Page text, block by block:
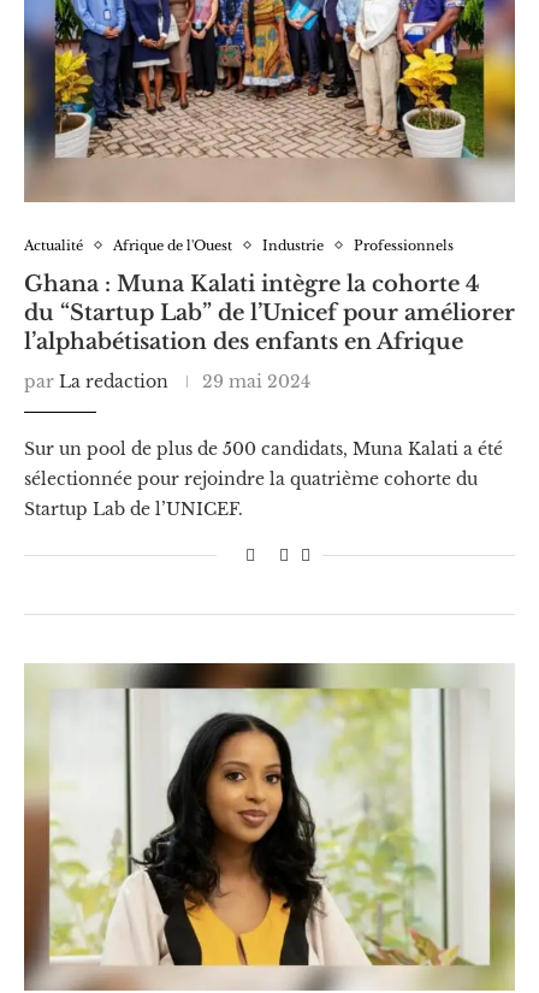
Actualité Afrique de l'Ouest Industrie Professionnels
Ghana : Muna Kalati intègre la cohorte 4
du “Startup Lab” de l’Unicef pour améliorer
l’alphabétisation des enfants en Afrique
par La redaction 29 mai 2024
Sur un pool de plus de 500 candidats, Muna Kalati a été
sélectionnée pour rejoindre la quatrième cohorte du
Startup Lab de l’UNICEF.